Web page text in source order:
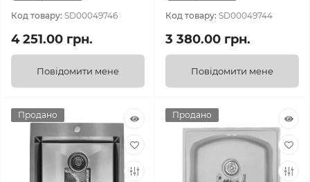
Код товару: SD00049746
4 251.00 грн.
Повідомити мене
Код товару: SD00049744
3 380.00 грн.
Повідомити мене
Продано Продано